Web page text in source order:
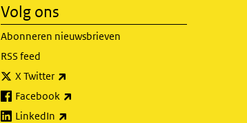
Volg ons
Abonneren nieuwsbrieven
RSS feed
X Twitter
Facebook
LinkedIn